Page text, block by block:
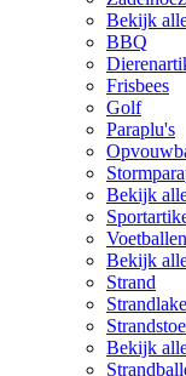
Bekijk
BBQ
Frisbees
Golf
Paraplu's
Bekijk
Voetballen
Bekijk
Strand
Bekijk